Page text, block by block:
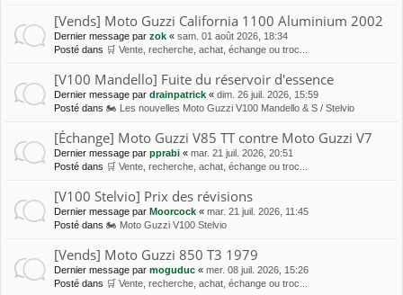
[Vends] Moto Guzzi California 1100 Aluminium 2002
Dernier message par zok « sam. 01 août 2026, 18:34
Posté dans 🛒 Vente, recherche, achat, échange ou troc...
[V100 Mandello] Fuite du réservoir d'essence
Dernier message par drainpatrick « dim. 26 juil. 2026, 15:59
Posté dans 🏍 Les nouvelles Moto Guzzi V100 Mandello & S / Stelvio
[Échange] Moto Guzzi V85 TT contre Moto Guzzi V7
Dernier message par pprabi « mar. 21 juil. 2026, 20:51
Posté dans 🛒 Vente, recherche, achat, échange ou troc...
[V100 Stelvio] Prix des révisions
Dernier message par Moorcock « mar. 21 juil. 2026, 11:45
Posté dans 🏍 Moto Guzzi V100 Stelvio
[Vends] Moto Guzzi 850 T3 1979
Dernier message par moguduc « mer. 08 juil. 2026, 15:26
Posté dans 🛒 Vente, recherche, achat, échange ou troc...